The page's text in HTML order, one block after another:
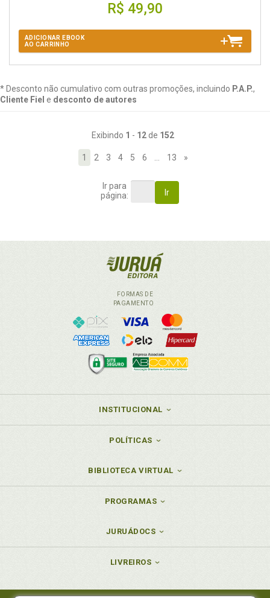
R$ 49,90
ADICIONAR EBOOK
AO CARRINHO
* Desconto não cumulativo com outras promoções, incluindo P.A.P.,
Cliente Fiel e desconto de autores
Exibindo 1 - 12de 152
1 2 3 4 5 6 13 »
Ir para
página:
Ir
FORMAS DE
PAGAMENTO
INSTITUCIONAL
POLÍTICAS
BIBLIOTECA VIRTUAL
PROGRAMAS
JURUÁDOCS
LIVREIROS